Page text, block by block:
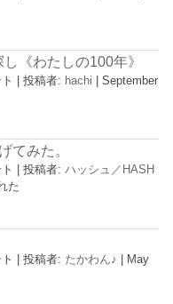
《わたしの100年》
|投稿者: hachi |September
てみた。
|投稿者:ハッシュ／HASH
た
|投稿者: たかわん♪ | May